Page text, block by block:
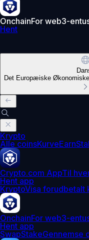
OnchainFor web3-
Hent
Det Europæiske
Krypto
Alle coinsKurveEarn
Crypto.com AppTil
Hent app
KryptoVisa forudbetalt
OnchainFor web3-
Hent app
SwapStakeGennemse